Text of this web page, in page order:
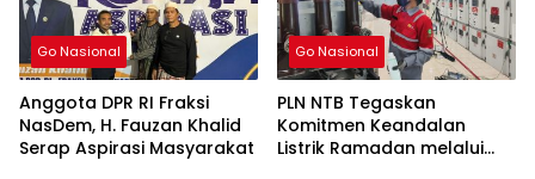
Go Nasional
Anggota DPR RI Fraksi
NasDem, H. Fauzan Khalid
Serap Aspirasi Masyarakat
Go Nasional
PLN NTB Tegaskan
Komitmen Keandalan
Listrik Ramadan melalui